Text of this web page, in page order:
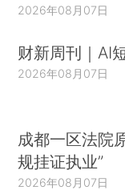
2026年08月07日
财新周刊｜AI
2026年08月07日
成都一区法院
规挂证执业”
2026年08月07日